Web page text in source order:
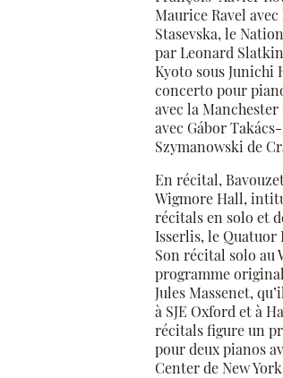
Maurice Ravel
Stasevska, le
par Leonard
Kyoto sous Junichi
concerto pour
avec la
avec Gábor
Szymanowski de
En récital,
Wigmore Hall,
récitals en solo et
Isserlis, le Quatuor
Son récital solo au
programme
Jules Massenet,
à SJE Oxford et à
récitals figure un
pour deux pianos
Center de New